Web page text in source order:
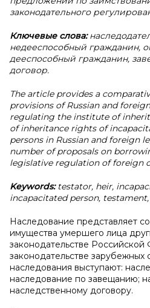
законодательного
Ключевые слова:
недееспособный гражданин,
дееспособный гражданин,
договор.
The article provides a
provisions of Russian and
regulating the institute of
of inheritance rights of
persons in Russian and foreign
number of proposals on
legislative regulation of foreign
Keywords: testator, heir,
incapacitated person,
Наследование представляет
имущества умершего лица
законодательстве Российской
законодательстве зарубежных
наследования выступают:
наследование по завещанию;
наследственному договору.